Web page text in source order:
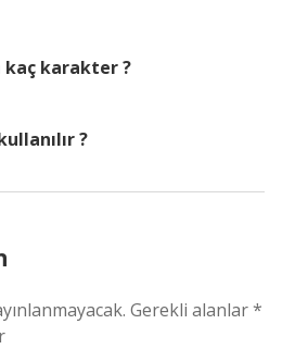
kaç karakter ?
?
Gerekli alanlar*